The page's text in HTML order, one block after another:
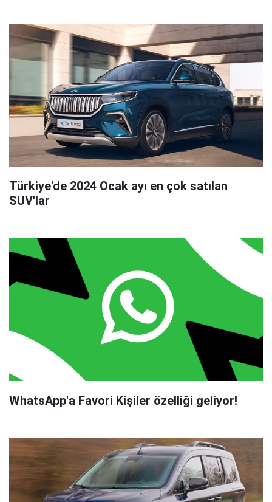
Türkiye'de 2024 Ocak ayı en çok satılan
SUV'lar
WhatsApp'a Favori Kişiler özelliği geliyor!